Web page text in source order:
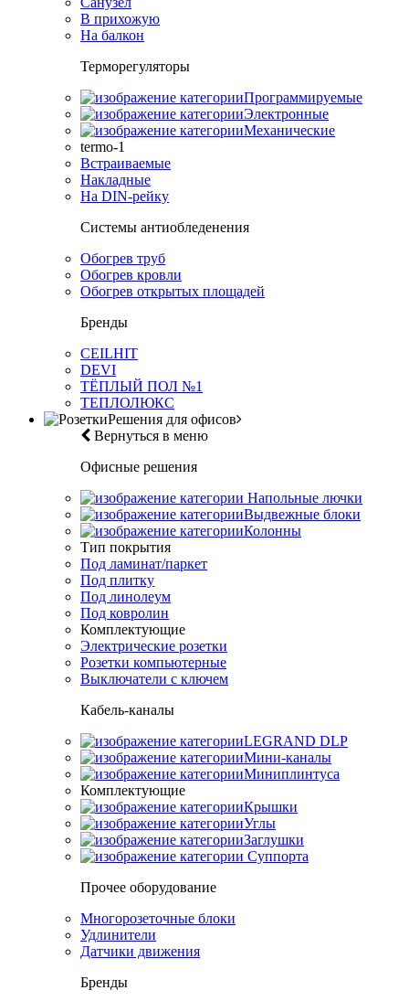
В прихожую
На балкон
Терморегуляторы
Программируемые
Электронные
Механические
termo-1
Встраиваемые
Накладные
На DIN-рейку
Системы антиобледенения
Обогрев труб
Обогрев кровли
Обогрев открытых площадей
Бренды
CEILHIT
DEVI
ТЁПЛЫЙ ПОЛ №1
ТЕПЛОЛЮКС
Решения для офисов
Вернуться в меню
Офисные решения
Напольные лючки
Выдвежные блоки
Колонны
Тип покрытия
Под ламинат/паркет
Под плитку
Под линолеум
Под ковролин
Комплектующие
Электрические розетки
Розетки компьютерные
Выключатели с ключем
Кабель-каналы
LEGRAND DLP
Мини-каналы
Миниплинтуса
Комплектующие
Крышки
Углы
Заглушки
Суппорта
Прочее оборудование
Многорозеточные блоки
Удлинители
Датчики движения
Бренды